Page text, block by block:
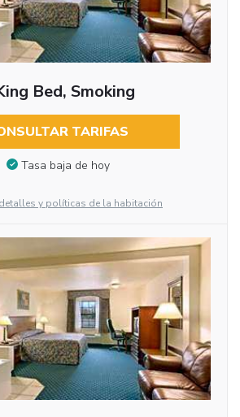
Bed, Smoking
TARIFAS
Tasa baja de hoy
y políticas de la habitación